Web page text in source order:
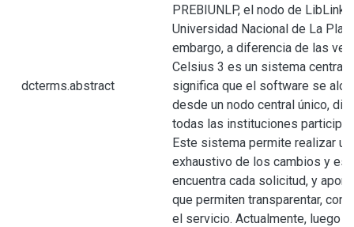
dcterms.abstract
PREBI­UNLP, el nodo de LibLink
Universidad Nacional de La
embargo, a diferencia de las
Celsius 3 es un sistema
significa que el software se
desde un nodo central único,
todas las instituciones
Este sistema permite realizar
exhaustivo de los cambios y
encuentra cada solicitud, y
que permiten transparentar,
el servicio. Actualmente, luego